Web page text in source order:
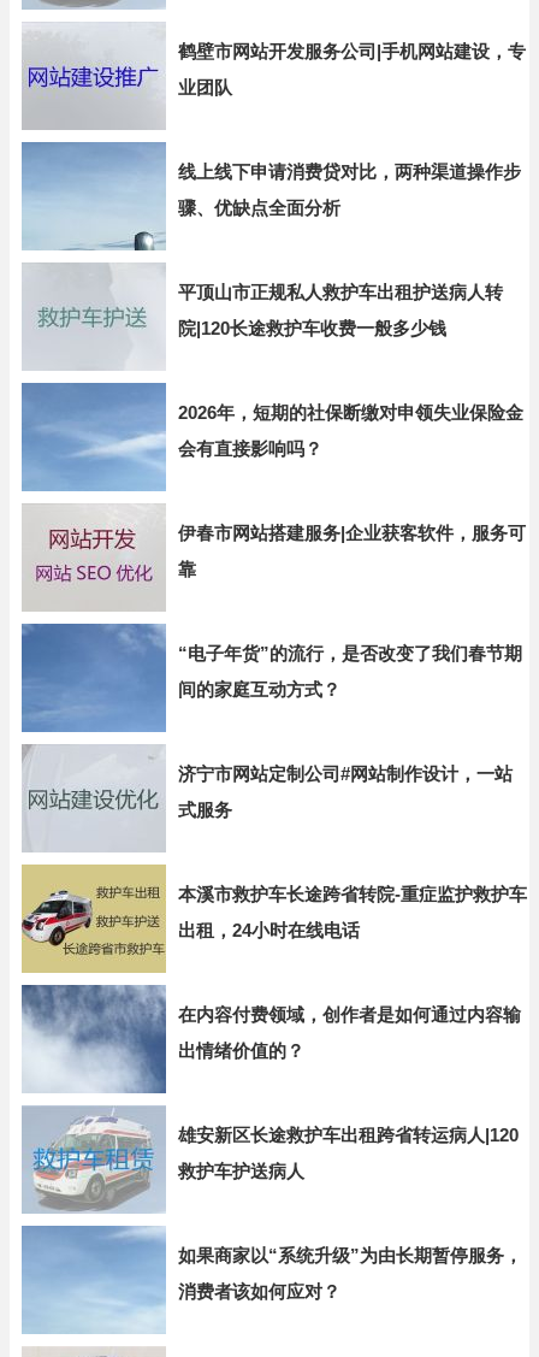
鹤壁市网站开发服务公司|手机网站建设，专
业团队
线上线下申请消费贷对比，两种渠道操作步
骤、优缺点全面分析
平顶山市正规私人救护车出租护送病人转
院|120长途救护车收费一般多少钱
2026年，短期的社保断缴对申领失业保险金
会有直接影响吗？
伊春市网站搭建服务|企业获客软件，服务可
靠
“电子年货”的流行，是否改变了我们春节期
间的家庭互动方式？
济宁市网站定制公司#网站制作设计，一站
式服务
本溪市救护车长途跨省转院-重症监护救护车
出租，24小时在线电话
在内容付费领域，创作者是如何通过内容输
出情绪价值的？
雄安新区长途救护车出租跨省转运病人|120
救护车护送病人
如果商家以“系统升级”为由长期暂停服务，
消费者该如何应对？